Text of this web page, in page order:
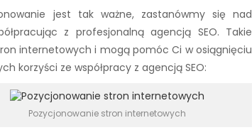
jest tak ważne, zastanówmy się nad
z profesjonalną agencją SEO. Takie
internetowych i mogą pomóc Ci w osiągnięciu
korzyści ze współpracy z agencją SEO:
Pozycjonowanie stron internetowych